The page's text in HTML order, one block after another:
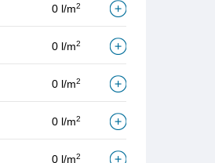
0 l/m2
0 l/m2
0 l/m2
0 l/m2
0 l/m2